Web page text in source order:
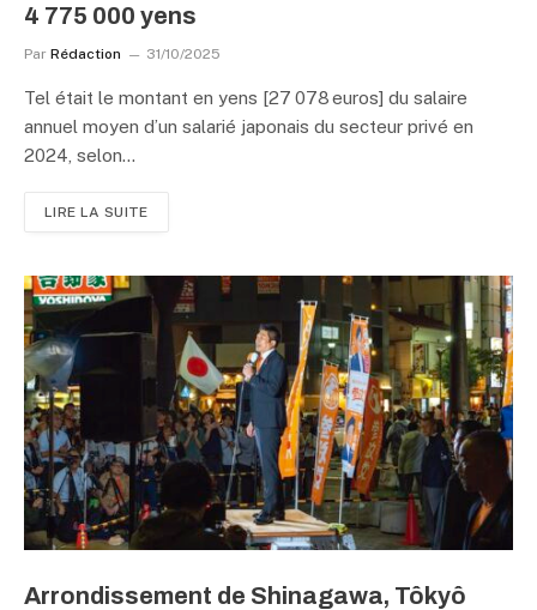
4 775 000 yens
Par Rédaction 31/10/2025
Tel était le montant en yens [27 078 euros] du salaire
annuel moyen d’un salarié japonais du secteur privé en
2024, selon…
LIRE LA SUITE
Arrondissement de Shinagawa, Tôkyô